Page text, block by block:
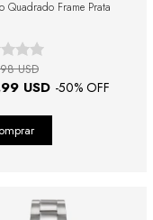
Quadrado Frame Prata
USD -50% OFF
USD